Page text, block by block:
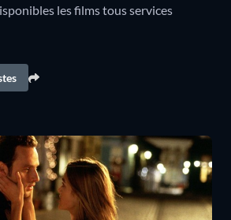
les films tous services